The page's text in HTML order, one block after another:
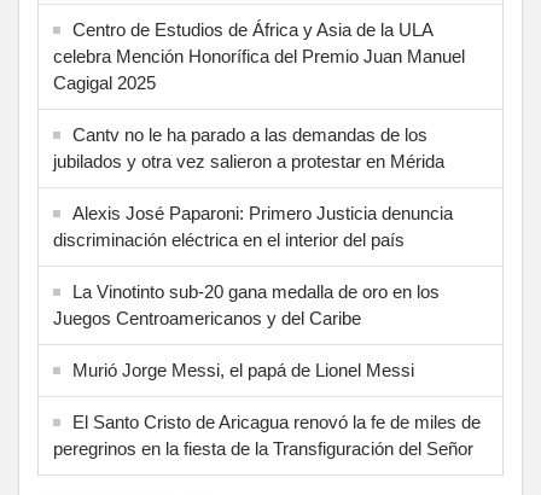
Centro de Estudios de África y Asia de la ULA
celebra Mención Honorífica del Premio Juan Manuel
Cagigal 2025
Cantv no le ha parado a las demandas de los
jubilados y otra vez salieron a protestar en Mérida
Alexis José Paparoni: Primero Justicia denuncia
discriminación eléctrica en el interior del país
La Vinotinto sub-20 gana medalla de oro en los
Juegos Centroamericanos y del Caribe
Murió Jorge Messi, el papá de Lionel Messi
El Santo Cristo de Aricagua renovó la fe de miles de
peregrinos en la fiesta de la Transfiguración del Señor